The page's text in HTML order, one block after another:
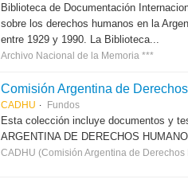
Biblioteca de Documentación
sobre los derechos humanos en la
entre 1929 y 1990. La Biblioteca...
Archivo Nacional de la Memoria ***
Comisión Argentina de
CADHU Fundos
Esta colección incluye documentos y
ARGENTINA DE DERECHOS
CADHU (Comisión Argentina de Derechos